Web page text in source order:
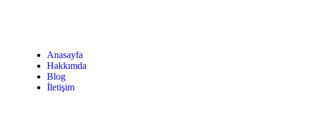
Anasayfa
Hakkımda
Blog
İletişim